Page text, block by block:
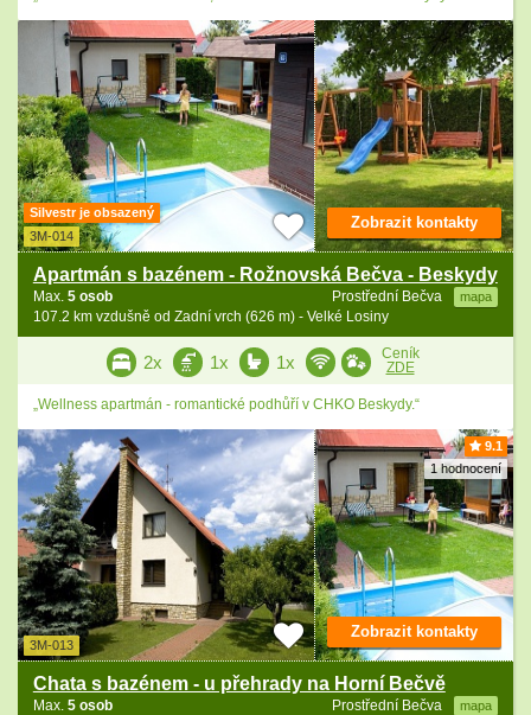
Silvestr je obsazený
3M-014
Apartmán s bazénem - Rožnovská Bečva - Beskydy
Prostřední Bečva mapa
Max. 5 osob
107.2 km vzdušně od Zadní vrch (626 m) - Velké Losiny
Zobrazit kontakty
2x 1x 1x
Ceník
ZDE
„Wellness apartmán - romantické podhůří v CHKO Beskydy.“
9.1
1 hodnocení
3M-013
Chata s bazénem - u přehrady na Horní Bečvě
Prostřední Bečva mapa
Max. 5 osob
Zobrazit kontakty